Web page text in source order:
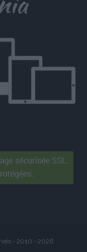
- 2010 - 2026